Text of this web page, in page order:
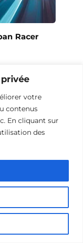
votre
contenus
En cliquant sur
des
Racer